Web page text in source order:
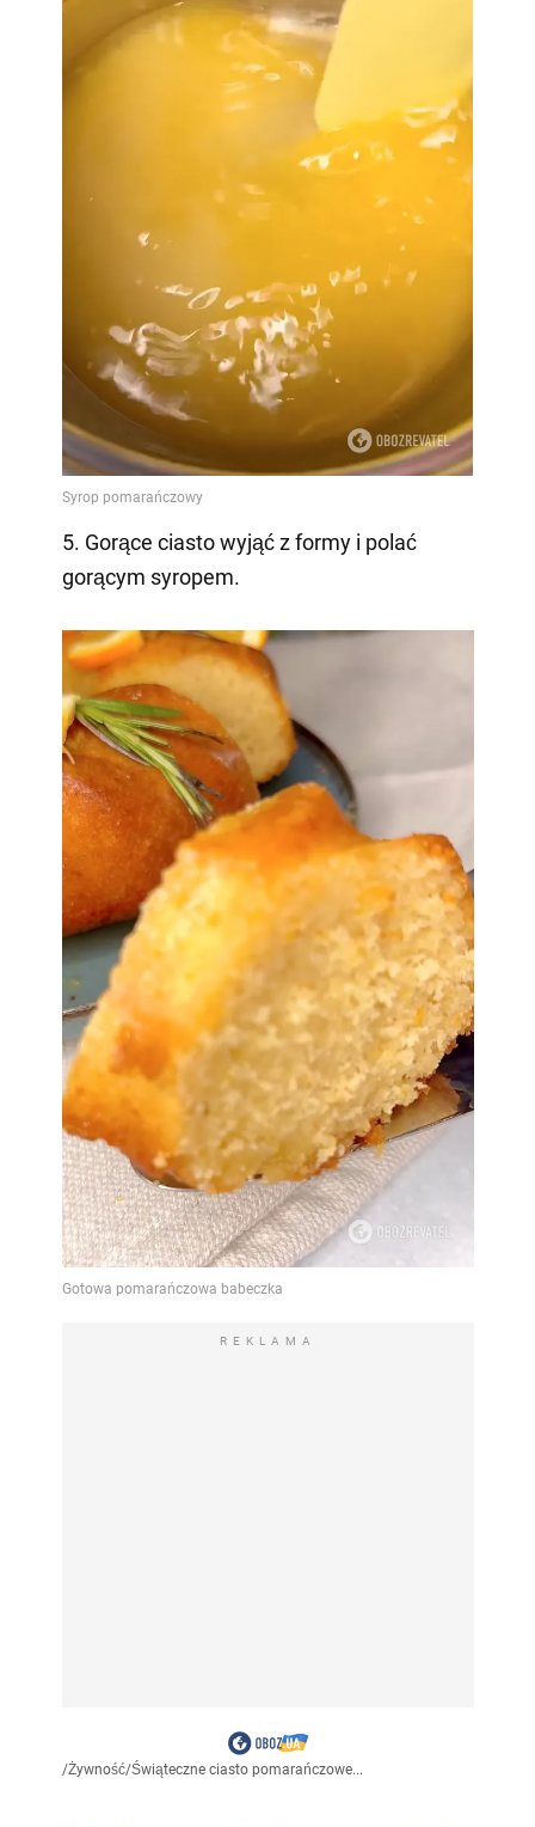
5. Gorące ciasto wyjąć z formy i polać
gorącym syropem.
REKLAMA
/Żywność/Świąteczne ciasto pomarańczowe...